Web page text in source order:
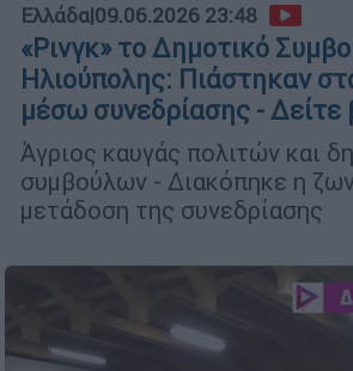
Ελλάδα|09.06.2026 23:48
«Ρινγκ» το Δημοτικό
Ηλιούπολης: Πιάστηκαν
μέσω συνεδρίασης - Δείτε
Άγριος καυγάς πολιτών και
συμβούλων - Διακόπηκε η
μετάδοση της συνεδρίασης